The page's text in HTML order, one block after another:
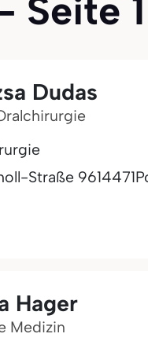
Seite 1
Dudas
Straße 9614471
Hager
Medizin